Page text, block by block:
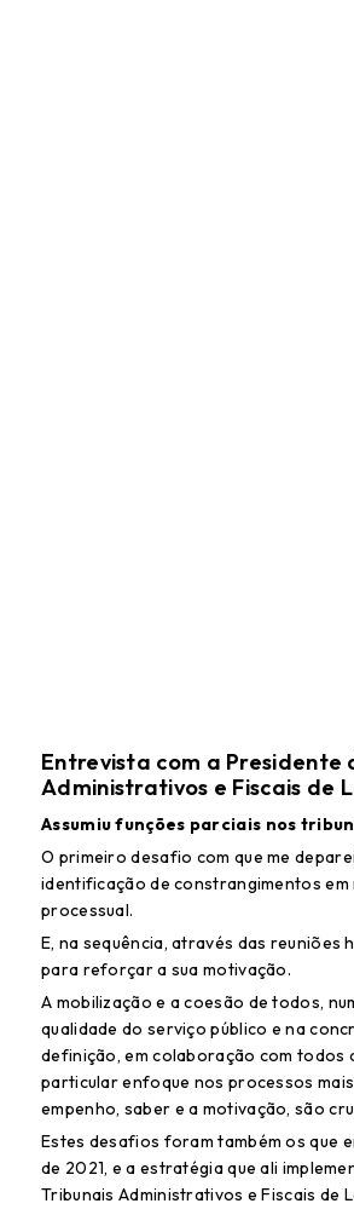
Entrevista com a Presidente
Administrativos e Fiscais de
Assumiu funções parciais nos
O primeiro desafio com que me
identificação de constrangimentos em
processual.
E, na sequência, através das
para reforçar a sua motivação.
A mobilização e a coesão de todos,
qualidade do serviço público e na
definição, em colaboração com todos
particular enfoque nos processos
empenho, saber e a motivação, são
Estes desafios foram também os que
de 2021, e a estratégia que ali
Tribunais Administrativos e Fiscais de